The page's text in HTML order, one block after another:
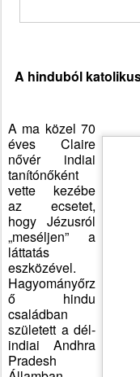
A hinduból
A ma közel 70
éves Claire
nővér indiai
tanítónőként
vette kezébe
az ecsetet,
hogy Jézusról
„meséljen” a
láttatás
eszközével.
Hagyományőrz
ő hindu
családban
született a dél-
indiai Andhra
Pradesh